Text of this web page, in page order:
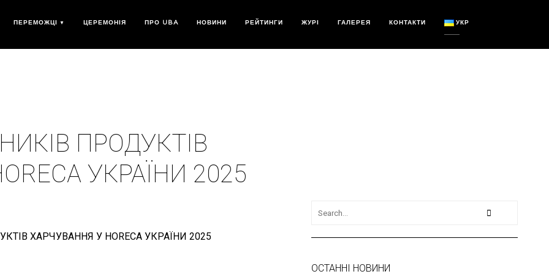
ПЕРЕМОЖЦІ ЦЕРЕМОНІЯ ПРО UBA НОВИНИ РЕЙТИНГИ ЖУРІ ГАЛЕРЕЯ КОНТАКТИ УКР
ПРОДУКТІВ
УКРАЇНИ 2025
ХАРЧУВАННЯ У HORECA УКРАЇНИ 2025
ОСТАННІ НОВИНИ